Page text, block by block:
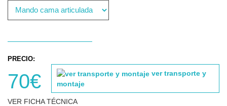
PRECIO:
70€
ver transporte y
montaje
VER FICHA TÉCNICA